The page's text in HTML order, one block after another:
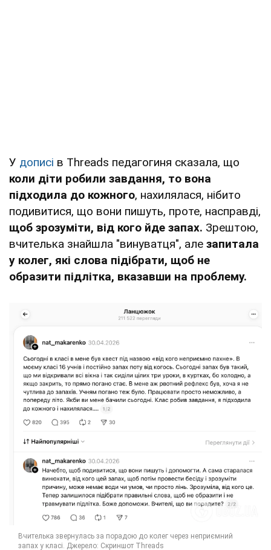
У дописі в Threads педагогиня сказала, що
коли діти робили завдання, то вона
підходила до кожного, нахилялася, нібито
подивитися, що вони пишуть, проте, насправді,
щоб зрозуміти, від кого йде запах. Зрештою,
вчителька знайшла "винуватця", але запитала
у колег, які слова підібрати, щоб не
образити підлітка, вказавши на проблему.